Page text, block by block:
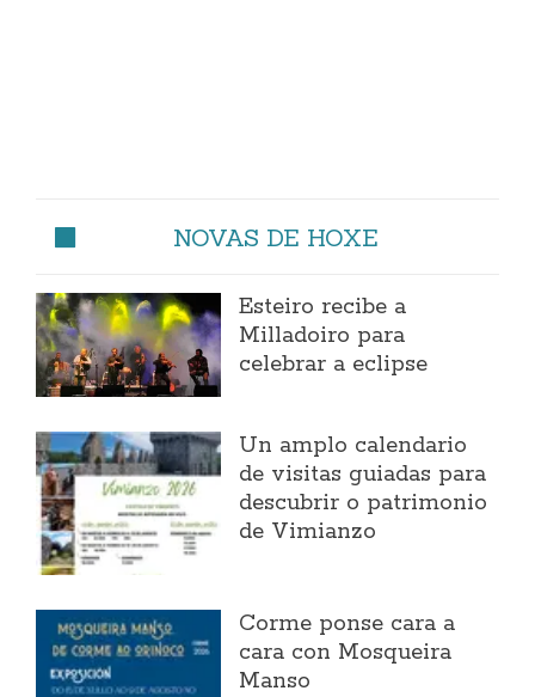
NOVAS DE HOXE
Esteiro recibe a
Milladoiro para
celebrar a eclipse
Un amplo calendario
de visitas guiadas para
descubrir o patrimonio
de Vimianzo
Corme ponse cara a
cara con Mosqueira
Manso